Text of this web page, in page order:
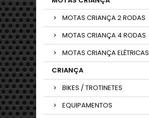
MOTAS CRIANÇA 2 RODAS
MOTAS CRIANÇA 4 RODAS
MOTAS CRIANÇA ELÉTRICAS
CRIANÇA
BIKES / TROTINETES
EQUIPAMENTOS